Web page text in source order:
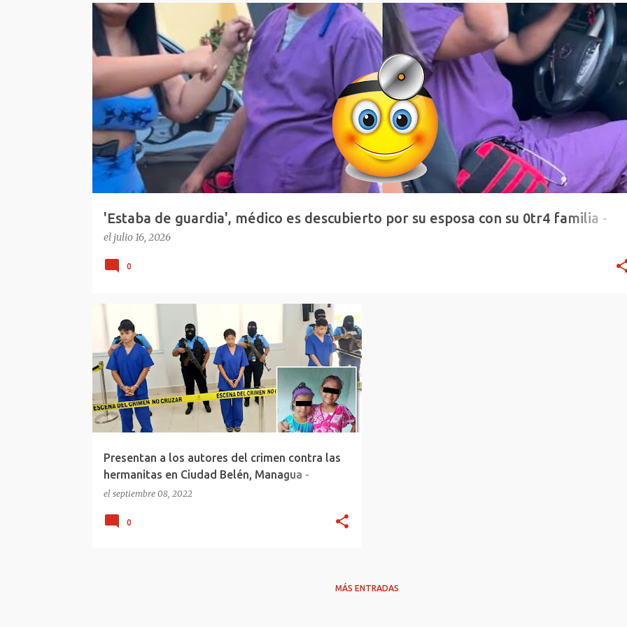
n
t
r
a
d
a
s
'Estaba de guardia', médico es descubierto por su esposa con su 0tr4 familia -
República Dominicana
el julio 16, 2026
REPÚBLICA DOMINICANA VIRAL REDES
0
Presentan a los autores del crimen contra las
hermanitas en Ciudad Belén, Managua -
Nicaragua
el septiembre 08, 2022
CRIMEN HERMANITAS CIUDAD BELÉN MANAGUA +
NICARAGUA
0
MÁS ENTRADAS